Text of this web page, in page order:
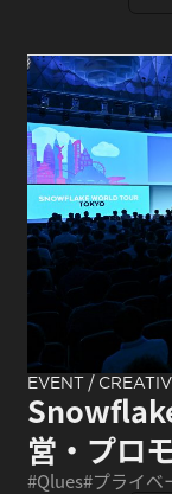
EVENT/
営・プロ
Qlues プライベ